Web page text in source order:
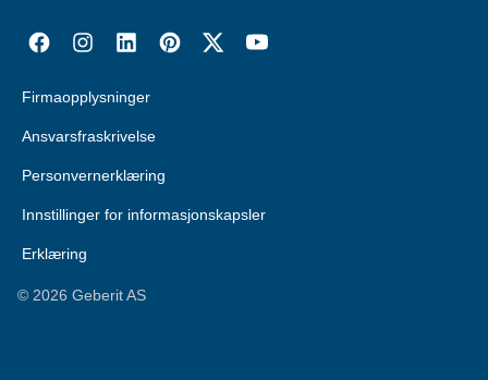
Firmaopplysninger
Ansvarsfraskrivelse
Personvernerklæring
Innstillinger for informasjonskapsler
Erklæring
© 2026 Geberit AS